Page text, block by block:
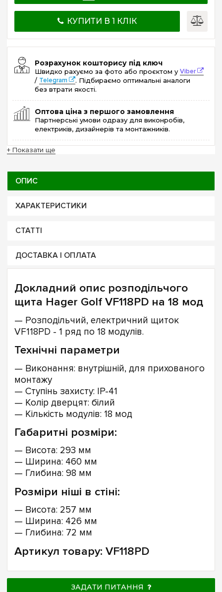
КУПИТИ В 1 КЛІК
Розрахунок кошторису під ключ
Швидко рахуємо за фото або проєктом уViber
/ Telegram
. Підбираємо оптимальні аналоги
без втрати якості.
Оптова ціна з першого замовлення
Партнерські умови одразу для виконробів,
електриків, дизайнерів та монтажників.
+ Показати ще
ОПИС
ХАРАКТЕРИСТИКИ
СТАТТІ
ДОСТАВКА І ОПЛАТА
Докладний опис розподільчого
щита Hager Golf VF118PD на 18 мод
— Розподільчий, електричний щиток
VF118PD - 1 ряд по 18 модулів.
Технічні параметри
— Виконання: внутрішній, для прихованого
монтажу
— Ступінь захисту: IP-41
— Колір дверцят: білий
— Кількість модулів: 18 мод
Габаритні розміри:
— Висота: 293 мм
— Ширина: 460 мм
— Глибина: 98 мм
Розміри ніші в стіні:
— Висота: 257 мм
— Ширина: 426 мм
— Глибина: 72 мм
Артикул товару: VF118PD
ЗАДАТИ ПИТАННЯ